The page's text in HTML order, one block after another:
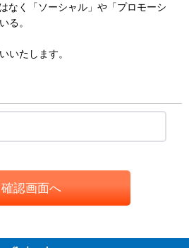
なく「ソーシャル」や「プロモーシ
る。
いたします。
確認画面へ